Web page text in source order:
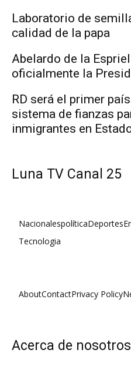
Laboratorio de
calidad de la papa
Abelardo de la
oficialmente la
RD será el primer
sistema de fianzas
inmigrantes en
Luna TV Canal 25
NacionalespolíticaDeportes
Tecnologia
AboutContactPrivacy Policy
Acerca de nosotros